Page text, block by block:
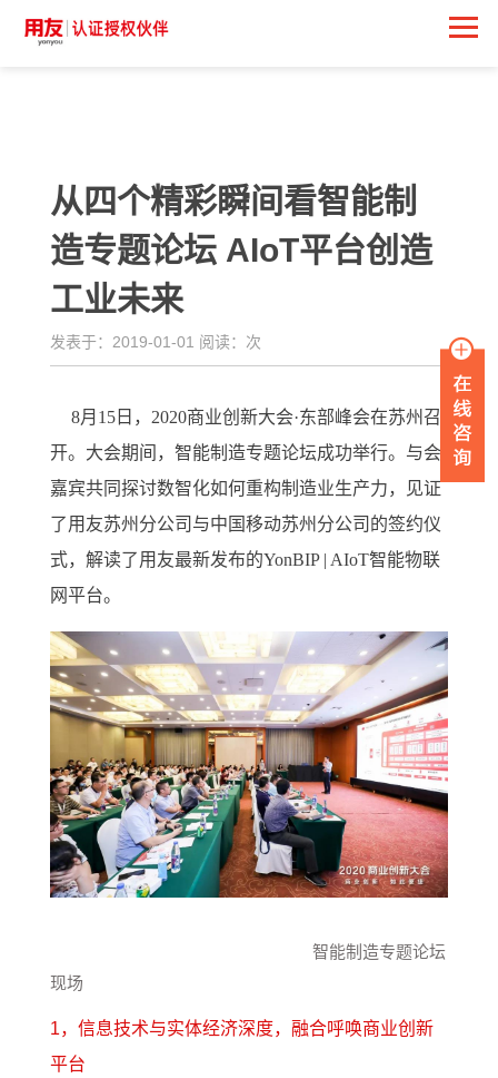
从四个精彩瞬间看智能制
造专题论坛 AIoT平台创造
工业未来
发表于：2019-01-01 阅读： 次
8月15日，2020商业创新大会·东部峰会在苏州召
开。大会期间，智能制造专题论坛成功举行。与会
嘉宾共同探讨数智化如何重构制造业生产力，见证
了用友苏州分公司与中国移动苏州分公司的签约仪
式，解读了用友最新发布的YonBIP | AIoT智能物联
网平台。
智能制造专题论坛
现场
1，信息技术与实体经济深度，融合呼唤商业创新
平台